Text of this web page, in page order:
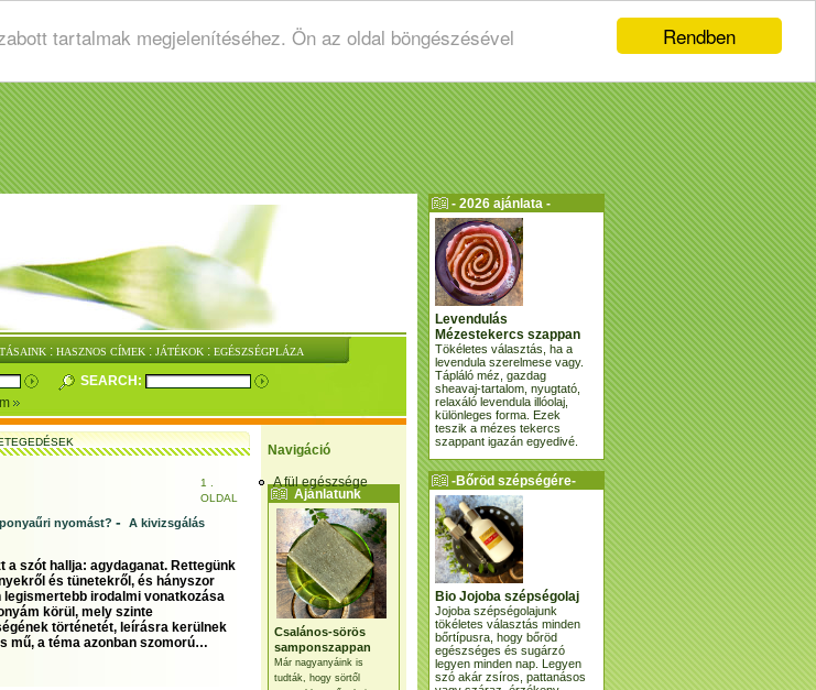
Rendben
tartalmak megjelenítéséhez. Ön az oldal böngészésével
: HASZNOS CÍMEK : JÁTÉKOK : EGÉSZSÉGPLÁZA
SEARCH:
Navigáció
A fül egészsége
Ajánlatunk
Csalános-sörös
samponszappan
Már nagyanyáink is
tudták, hogy sörtől
1 .
OLDAL
nyomást? - A kivizsgálás
a szót hallja: agydaganat. Rettegünk
és tünetekről, és hányszor
irodalmi vonatkozása
körül, mely szinte
történetét, leírásra kerülnek
mű, a téma azonban szomorú…
- 2026 ajánlata -
Levendulás
Mézestekercs szappan
Tökéletes választás, ha a
levendula szerelmese vagy.
Tápláló méz, gazdag
sheavaj-tartalom, nyugtató,
relaxáló levendula illóolaj,
különleges forma. Ezek
teszik a mézes tekercs
szappant igazán egyedivé.
-Bőröd szépségére-
Bio Jojoba szépségolaj
Jojoba szépségolajunk
tökéletes választás minden
bőrtípusra, hogy bőröd
egészséges és sugárzó
legyen minden nap. Legyen
szó akár zsíros, pattanásos